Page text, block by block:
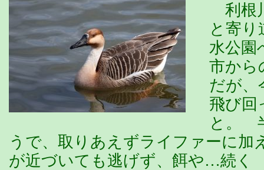
利根
と寄り
水公
市から
だが、
飛び回
と。
うで、取りあえずライファーに
が近づいても逃げず、餌や…続く